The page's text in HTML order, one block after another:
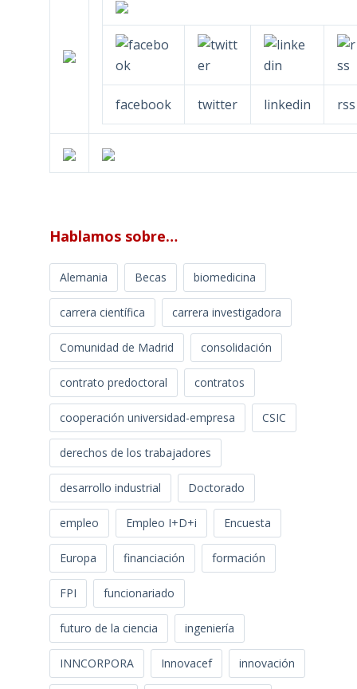
facebook twitter linkedin rss
Hablamos sobre…
Alemania Becas biomedicina
carrera científica carrera investigadora
Comunidad de Madrid consolidación
contrato predoctoral contratos
cooperación universidad-empresa CSIC
derechos de los trabajadores
desarrollo industrial Doctorado
empleo Empleo I+D+i Encuesta
Europa financiación formación
FPI funcionariado
futuro de la ciencia ingeniería
INNCORPORA Innovacef innovación